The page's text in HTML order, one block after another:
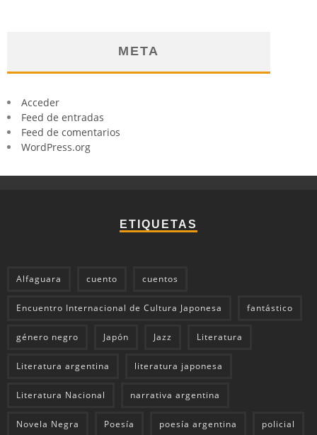
META
Acceder
Feed de entradas
Feed de comentarios
WordPress.org
ETIQUETAS
Alfaguara cuento cuentos
Encuentro Internacional de Cultura Japonesa fantástico
género negro Japón Jazz Literatura
Literatura argentina literatura japonesa
Literatura Nacional narrativa argentina
Novela Negra Poesía poesía argentina policial